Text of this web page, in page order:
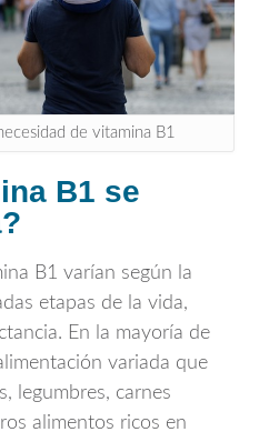
de vitamina B1
B1 se
B1 varían según la
etapas de la vida,
En la mayoría de
variada que
legumbres, carnes
alimentos ricos en